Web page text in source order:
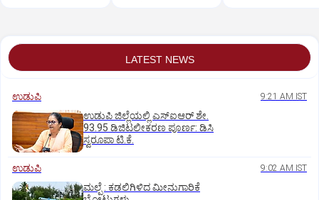
LATEST NEWS
ಉಡುಪಿ 9:21 AM IST
ಉಡುಪಿ ಜಿಲ್ಲೆಯಲ್ಲಿ ಎಸ್‌ಐಆರ್‌ ಶೇ.
93.95 ಡಿಜಿಟಲೀಕರಣ ಪೂರ್ಣ: ಡಿಸಿ
ಸ್ವರೂಪಾ ಟಿ.ಕೆ.
ಉಡುಪಿ 9:02 AM IST
ಮಲ್ಪೆ : ಕಡಲಿಗಿಳಿದ ಮೀನುಗಾರಿಕೆ